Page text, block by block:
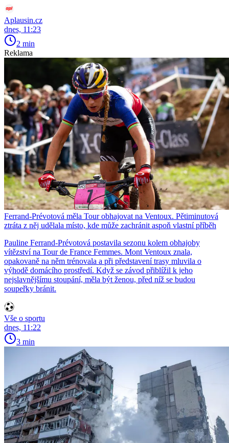
Aplausin.cz
dnes, 11:23
2 min
Reklama
Ferrand-Prévotová měla Tour obhajovat na Ventoux. Pětiminutová
ztráta z něj udělala místo, kde může zachránit aspoň vlastní příběh
Pauline Ferrand-Prévotová postavila sezonu kolem obhajoby
vítězství na Tour de France Femmes. Mont Ventoux znala,
opakovaně na něm trénovala a při představení trasy mluvila o
výhodě domácího prostředí. Když se závod přiblížil k jeho
nejslavnějšímu stoupání, měla být ženou, před níž se budou
soupeřky bránit.
Vše o sportu
dnes, 11:22
3 min